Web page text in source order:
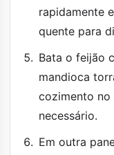
rapidamente
quente para
Bata o feijão
mandioca
cozimento no
necessário.
Em outra